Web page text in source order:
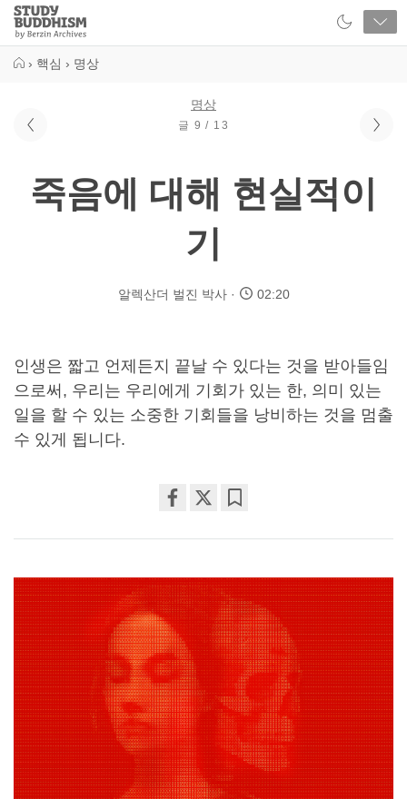
Close
Study
Buddhism
› 핵심 › 명상
명상
글 9 / 13
죽음에 대해 현실적이
기
알렉산더 벌진 박사 02:20
인생은 짧고 언제든지 끝날 수 있다는 것을 받아들임
으로써, 우리는 우리에게 기회가 있는 한, 의미 있는
일을 할 수 있는 소중한 기회들을 낭비하는 것을 멈출
수 있게 됩니다.
on